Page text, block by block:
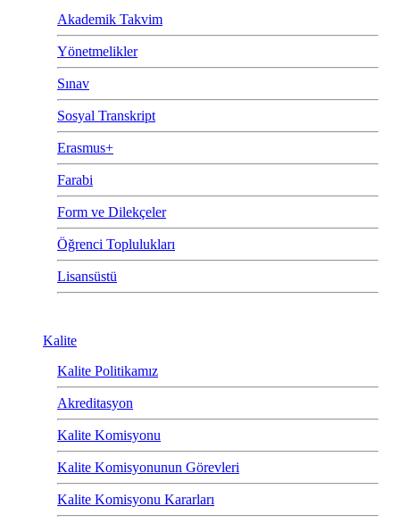
Akademik Takvim
Yönetmelikler
Sınav
Sosyal Transkript
Erasmus+
Farabi
Form ve Dilekçeler
Öğrenci Toplulukları
Lisansüstü
Kalite
Kalite Politikamız
Akreditasyon
Kalite Komisyonu
Kalite Komisyonunun Görevleri
Kalite Komisyonu Kararları